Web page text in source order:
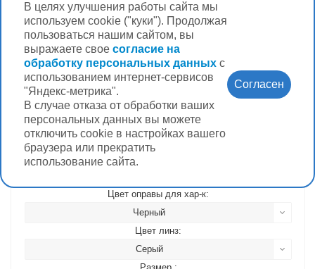
В целях улучшения работы сайта мы
используем cookie ("куки"). Продолжая
пользоваться нашим сайтом, вы
выражаете свое согласие на
обработку персональных данных с
использованием интернет-сервисов
"Яндекс-метрика".
В случае отказа от обработки ваших
персональных данных вы можете
отключить cookie в настройках вашего
браузера или прекратить
использование сайта.
Согласен
Очки солнцезащитные DACKOR 214
Мало
4 500 руб.
Цвет оправы для хар-к:
Черный
Цвет линз:
Серый